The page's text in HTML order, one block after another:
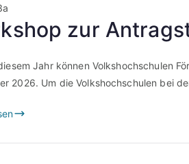
zur
Jahr können Volkshochschulen
2026. Um die Volkshochschulen bei